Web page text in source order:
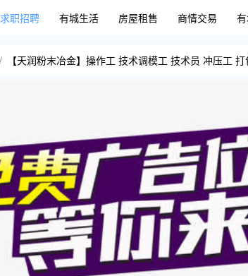
求职招聘 有城生活 房屋租售 商情交易
【天润粉末冶金】操作工 技术调模工 技术员 冲压工 打